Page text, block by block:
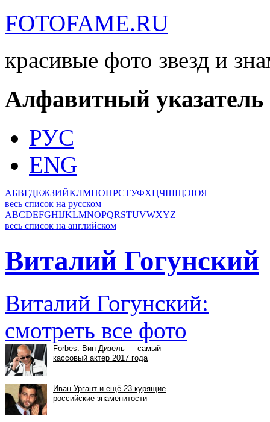
FOTOFAME.RU
красивые фото звезд и
Алфавитный указатель
РУС
ENG
АБВГДЕЖЗИЙКЛМНОПРСТУФХЦЧШЩЭЮЯ
весь список на русском
ABCDEFGHIJKLMNOPQRSTUVWXYZ
весь список на английском
Виталий Гогунский
Виталий Гогунский:
смотреть все фото